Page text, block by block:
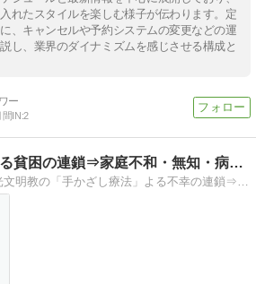
れたスタイルを楽しむ様子が伝わります。定
、キャンセルや予約システムの変更などの運
し、業界のダイナミズムを感じさせる構成と
間IN:2
真光の信者による貧困の連鎖⇒家庭不和・無知・病気・社会的孤独
祟教真光と世界真光文明教の「手かざし療法」よる不幸の連鎖⇒貧困・家族の分裂・子供は低学歴